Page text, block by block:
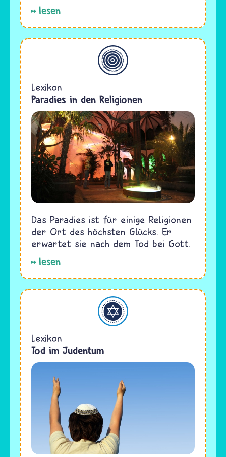
lesen
Allgemein
Lexikon
Paradies in den Religionen
Das Paradies ist für einige Religionen
der Ort des höchsten Glücks. Er
erwartet sie nach dem Tod bei Gott.
lesen
Judentum
Lexikon
Tod im Judentum